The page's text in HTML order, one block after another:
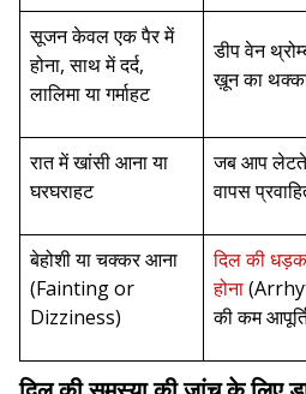
सूजन केवल एक पैर में
होना, साथ में दर्द,
लालिमा या गर्माहट
डीप वेन
ख़ून का
रात में खांसी आना या
घरघराहट
जब आप लेटते
वापस
बेहोशी या चक्कर आना
(Fainting or
Dizziness)
दिल की
होना
की कम